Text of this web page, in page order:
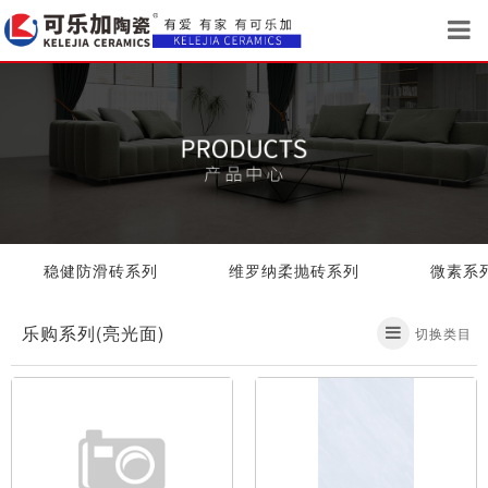
稳健防滑砖系列 维罗纳柔抛砖系列 微素系
乐购系列(亮光面) 切换类目